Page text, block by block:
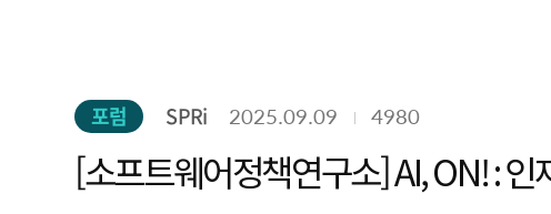
포럼 SPRi 2025.09.09 4980
[소프트웨어정책연구소] AI, ON! : 인